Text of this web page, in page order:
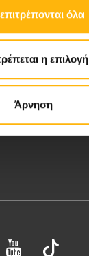
όλα
η επιλογή
Άρνηση